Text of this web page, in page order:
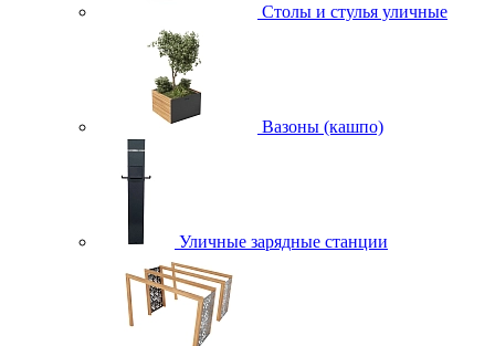
Столы и стулья уличные
Вазоны (кашпо)
Уличные зарядные станции